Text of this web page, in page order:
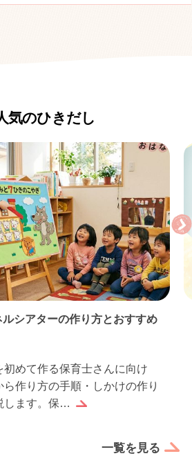
気のひきだし
書き方｜基本マナーとすぐ使
ら、お世話になった園や先生
は感謝の気持ちを伝えるだけ
しての誠…
一覧を見る